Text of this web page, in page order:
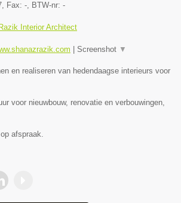
, Fax: -, BTW-nr: -
Interior Architect
Screenshot ▼
en realiseren van hedendaagse interieurs voor
voor nieuwbouw, renovatie en verbouwingen,
afspraak.